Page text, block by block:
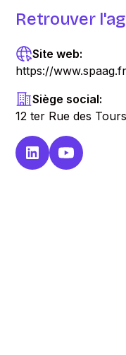
Retrouver
Site web:
https://
Siège social:
12 ter Rue des